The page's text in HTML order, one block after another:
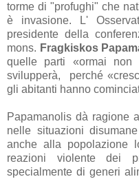
torme di "profughi" che
è invasione. L'
presidente della
mons. Fragkiskos
quelle parti «ormai
svilupperà, perché
gli abitanti hanno
Papamanolis dà ragione
nelle situazioni
anche alla popolazione
reazioni violente dei
specialmente di generi